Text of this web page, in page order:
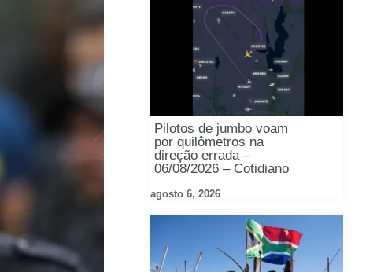
Pilotos de jumbo voam
por quilômetros na
direção errada –
06/08/2026 – Cotidiano
agosto 6, 2026